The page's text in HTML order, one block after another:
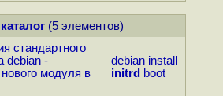
(5 элементов)
стандартного
debian -
модуля в
debian install
initrd boot